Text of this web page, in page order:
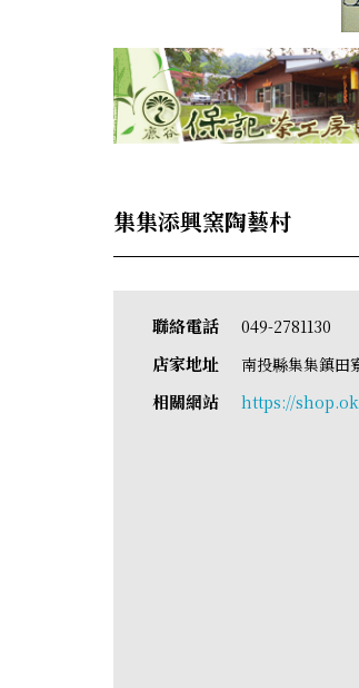
集集添興窯陶藝村
聯絡電話 049-2781130
店家地址 南投縣集集鎮田
相關網站 https://